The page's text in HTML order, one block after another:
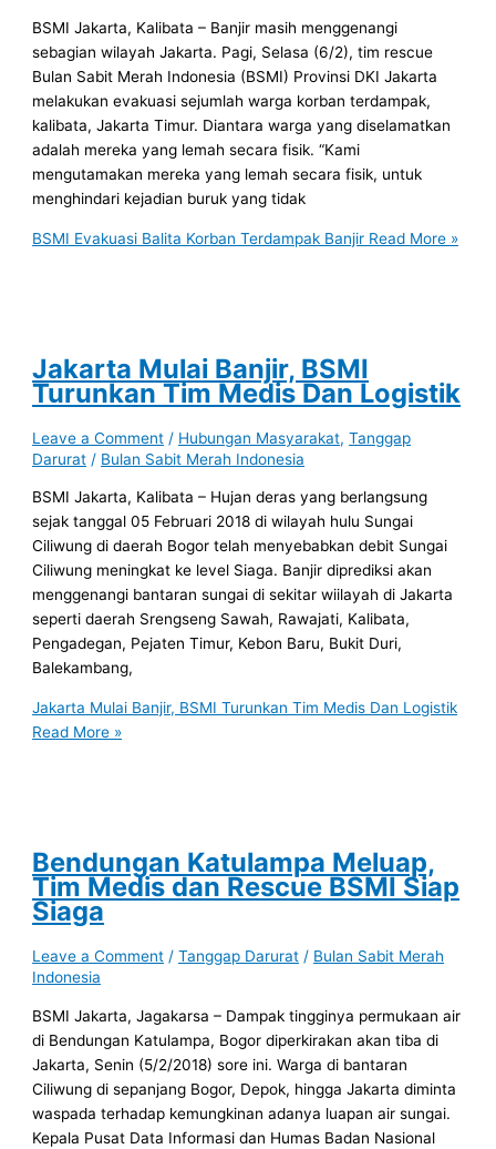
BSMI Jakarta, Kalibata – Banjir masih menggenangi
sebagian wilayah Jakarta. Pagi, Selasa (6/2), tim rescue
Bulan Sabit Merah Indonesia (BSMI) Provinsi DKI Jakarta
melakukan evakuasi sejumlah warga korban terdampak,
kalibata, Jakarta Timur. Diantara warga yang diselamatkan
adalah mereka yang lemah secara fisik. “Kami
mengutamakan mereka yang lemah secara fisik, untuk
menghindari kejadian buruk yang tidak
BSMI Evakuasi Balita Korban Terdampak Banjir Read More »
Jakarta Mulai Banjir, BSMI
Turunkan Tim Medis Dan Logistik
Leave a Comment / Hubungan Masyarakat,Tanggap
Darurat / Bulan Sabit Merah Indonesia
BSMI Jakarta, Kalibata – Hujan deras yang berlangsung
sejak tanggal 05 Februari 2018 di wilayah hulu Sungai
Ciliwung di daerah Bogor telah menyebabkan debit Sungai
Ciliwung meningkat ke level Siaga. Banjir diprediksi akan
menggenangi bantaran sungai di sekitar wiilayah di Jakarta
seperti daerah Srengseng Sawah, Rawajati, Kalibata,
Pengadegan, Pejaten Timur, Kebon Baru, Bukit Duri,
Balekambang,
Jakarta Mulai Banjir, BSMI Turunkan Tim Medis Dan Logistik
Read More »
Bendungan Katulampa Meluap,
Tim Medis dan Rescue BSMI Siap
Siaga
Leave a Comment /Tanggap Darurat / Bulan Sabit Merah
Indonesia
BSMI Jakarta, Jagakarsa – Dampak tingginya permukaan air
di Bendungan Katulampa, Bogor diperkirakan akan tiba di
Jakarta, Senin (5/2/2018) sore ini. Warga di bantaran
Ciliwung di sepanjang Bogor, Depok, hingga Jakarta diminta
waspada terhadap kemungkinan adanya luapan air sungai.
Kepala Pusat Data Informasi dan Humas Badan Nasional